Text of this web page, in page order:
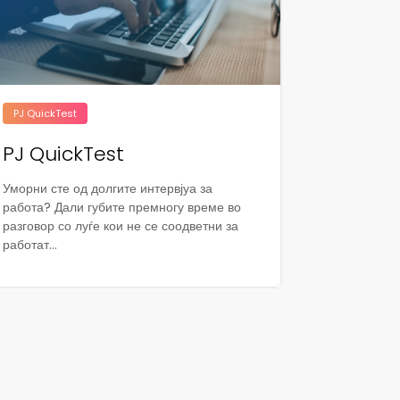
PJ QuickTest
PJ QuickTest
Уморни сте од долгите интервјуа за
работа? Дали губите премногу време во
разговор со луѓе кои не се соодветни за
работат...